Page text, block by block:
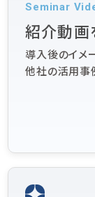
Seminar
紹介動画
導入後のイメ
他社の活用事